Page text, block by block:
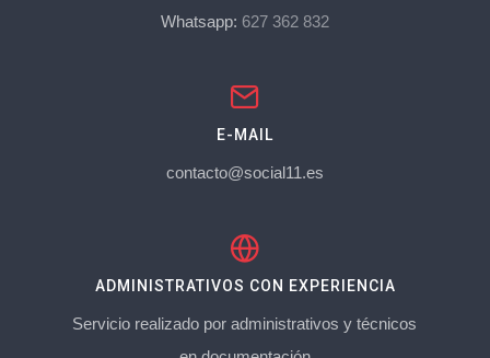
Whatsapp: 627 362 832
E-MAIL
contacto@social11.es
ADMINISTRATIVOS CON EXPERIENCIA
Servicio realizado por administrativos y técnicos